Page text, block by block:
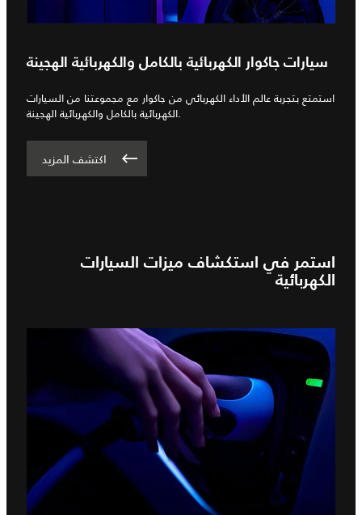
سيارات جاكوار الكهربائية بالكامل والكهربائية الهجينة
استمتع بتجربة عالم الأداء الكهربائي من جاكوار مع مجموعتنا من السيارات
الكهربائية بالكامل والكهربائية الهجينة.
اكتشف المزيد
استمر في استكشاف ميزات السيارات
الكهربائية